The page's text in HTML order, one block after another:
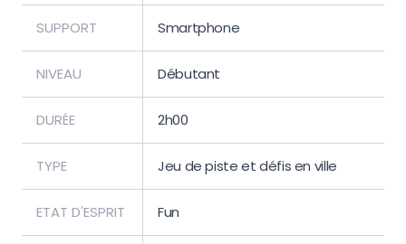
SUPPORT Smartphone
NIVEAU Débutant
DURÉE 2h00
TYPE Jeu de piste et défis en ville
ETAT D'ESPRIT Fun